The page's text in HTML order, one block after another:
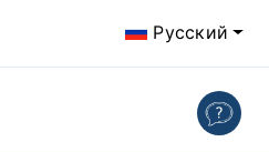
Русский